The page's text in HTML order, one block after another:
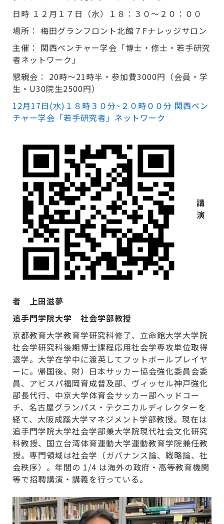
日時 １２月１７日（水）１８：３０～２０：００
場所： 梅田グランフロント北館７Fナレッジサロン
主催： 関西ベンチャー学会「博士・修士・若手研究
者ネットワーク」
懇親会： 20時～21時半・参加費3000円（会員・学
生・U30院生2500円）
12月17日(水)１８時３０分~２０時００分 関西ベン
チャー学会「若手研究者」ネットワーク
講
演
者 上田滋夢
追手門学院大学 社会学部教授
京都教育大学教育学研究科修了、立命館大学大学院
社会学研究科後期博士課程応用社会学専攻単位取得
退学。大学在学中に渡英してフットボールプレイヤ
ーに。帰国後、財）日本サッカー協会強化委員会委
員、アビスパ福岡育成普及部、ヴィッセル神戸強化
部長代行、中京大学体育会サッカー部ヘッドコー
チ、名古屋グランパス・テクニカルディレクターを
経て、大阪成蹊大学マネジメント学部教授。現在は
追手門学院大学社会学部兼大学院現代社会文化研究
科教授、国立台湾体育運動大学運動教育学院兼任教
授。専門領域は社会学（ガバナンス論、戦略論、社
会秩序）。年間の 1/4 は海外の政府・高等教育機関
等で招聘講演・講義を行っている。